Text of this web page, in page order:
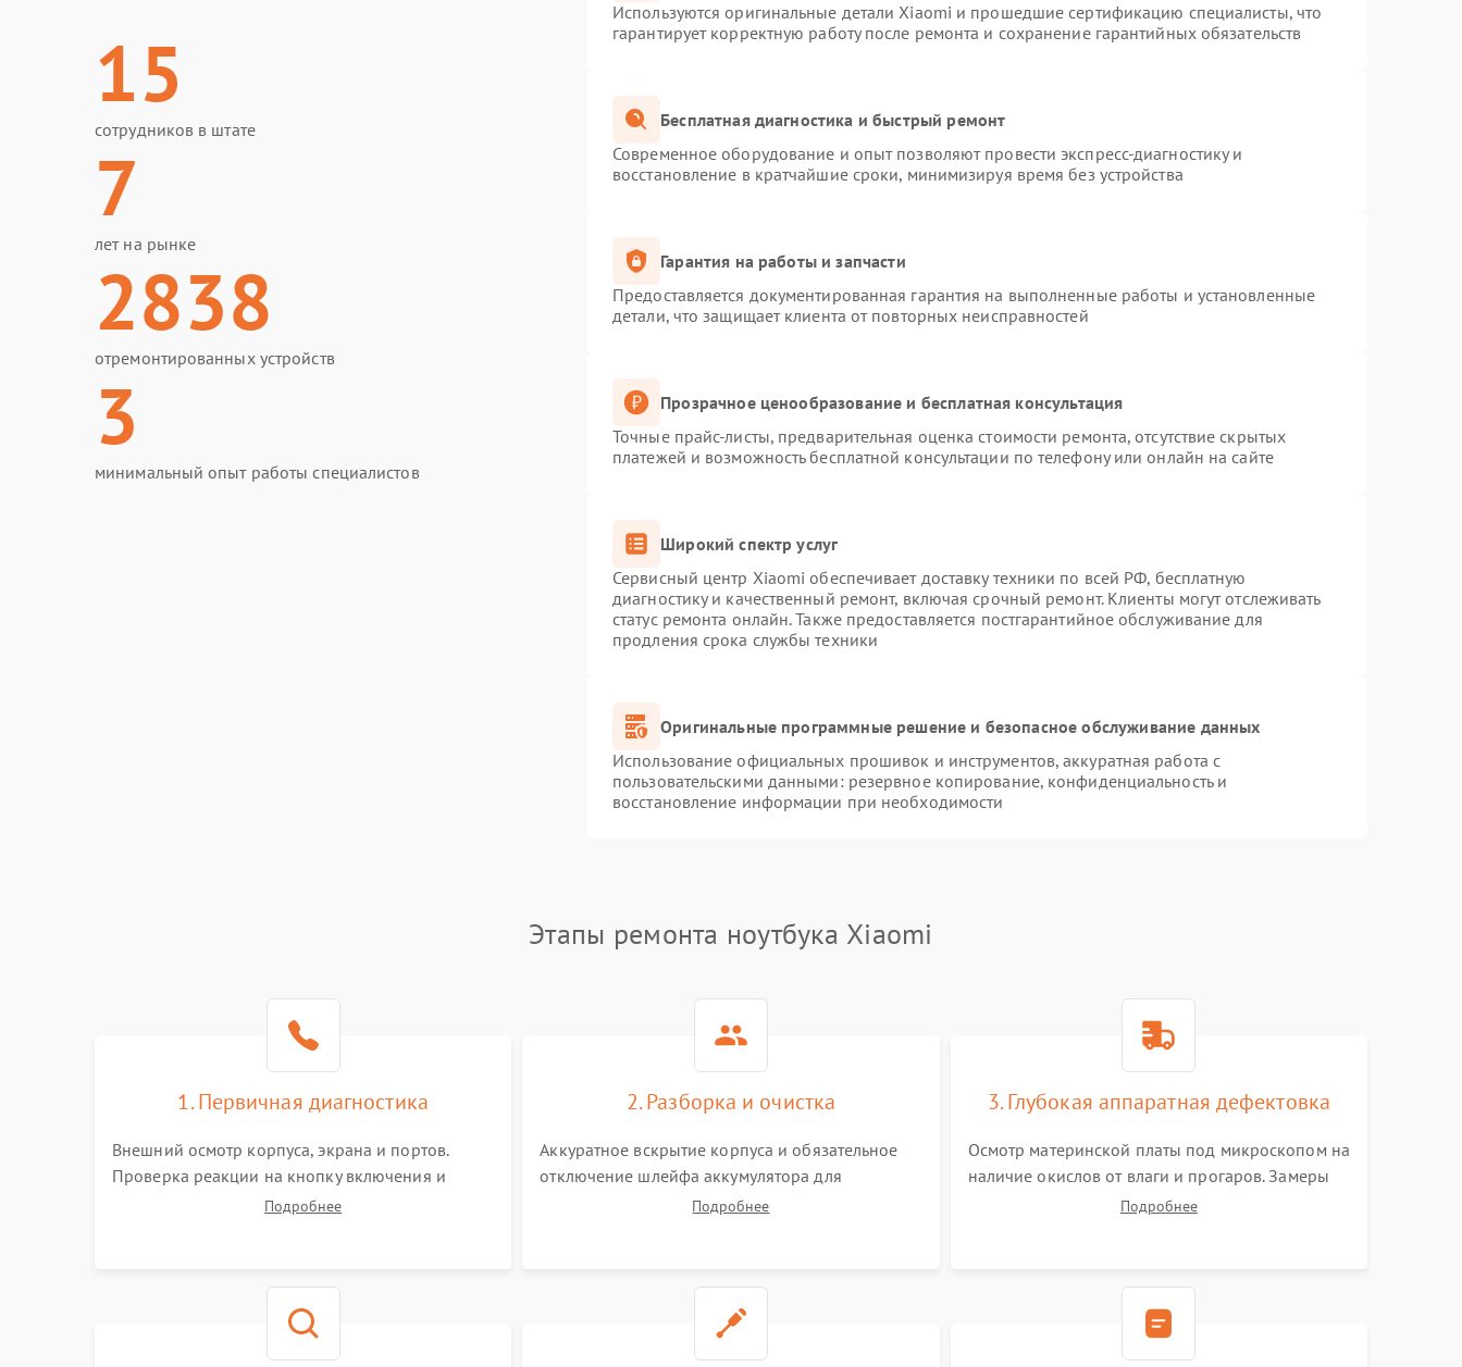
15
сотрудников в штате
7
лет на рынке
2838
отремонтированных устройств
3
минимальный опыт работы специалистов
Используются оригинальные детали Xiaomi и прошедшие сертификацию специалисты, что
гарантирует корректную работу после ремонта и сохранение гарантийных обязательств
Бесплатная диагностика и быстрый ремонт
Современное оборудование и опыт позволяют провести экспресс-диагностику и
восстановление в кратчайшие сроки, минимизируя время без устройства
Гарантия на работы и запчасти
Предоставляется документированная гарантия на выполненные работы и установленные
детали, что защищает клиента от повторных неисправностей
Прозрачное ценообразование и бесплатная консультация
Точные прайс-листы, предварительная оценка стоимости ремонта, отсутствие скрытых
платежей и возможность бесплатной консультации по телефону или онлайн на сайте
Широкий спектр услуг
Сервисный центр Xiaomi обеспечивает доставку техники по всей РФ, бесплатную
диагностику и качественный ремонт, включая срочный ремонт. Клиенты могут отслеживать
статус ремонта онлайн. Также предоставляется постгарантийное обслуживание для
продления срока службы техники
Оригинальные программные решение и безопасное обслуживание данных
Использование официальных прошивок и инструментов, аккуратная работа с
пользовательскими данными: резервное копирование, конфиденциальность и
восстановление информации при необходимости
Этапы ремонта ноутбука Xiaomi
1. Первичная диагностика
Внешний осмотр корпуса, экрана и портов.
Проверка реакции на кнопку включения и
подключение зарядного устройства. Оценка
Подробнее
2. Разборка и очистка
Аккуратное вскрытие корпуса и обязательное
отключение шлейфа аккумулятора для
обесточивания платы. Демонтаж системы
Подробнее
3. Глубокая аппаратная дефектовка
Осмотр материнской платы под микроскопом на
наличие окислов от влаги и прогаров. Замеры
сопротивлений и дежурных напряжений.
Подробнее